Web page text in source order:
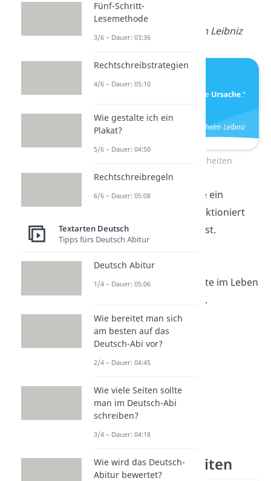
Ursache
Gottfried Wilhelm Leibniz
Philosophische Weisheiten
Der Verstand ist wie ein
— er funktioniert
nur, wenn er offen ist.
— Thomas Dewar
Die einzige Konstante im Leben
.
— Heraklit
Lustige Weisheiten
Fünf-Schritt-
Lesemethode
3/6 – Dauer: 03:36
Rechtschreibstrategien
4/6 – Dauer: 05:10
Wie gestalte ich ein
Plakat?
5/6 – Dauer: 04:50
Rechtschreibregeln
6/6 – Dauer: 05:08
Textarten Deutsch
Tipps fürs Deutsch Abitur
Deutsch Abitur
1/4 – Dauer: 05:06
Wie bereitet man sich
am besten auf das
Deutsch-Abi vor?
2/4 – Dauer: 04:45
Wie viele Seiten sollte
man im Deutsch-Abi
schreiben?
3/4 – Dauer: 04:18
Wie wird das Deutsch-
Abitur bewertet?